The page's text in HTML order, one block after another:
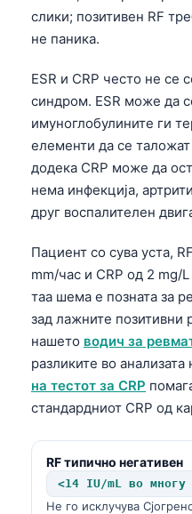
слики; позитивен RF
не паника.
ESR и CRP често не се
синдром. ESR може да
имуноглобулините ги
елементи да се
додека CRP може да
нема инфекција,
друг воспалителен
Пациент со сува уста,
mm/час и CRP од 2 mg/
таа шема е позната за
зад лажните позитивни
нашето водич за
разликите во
на тестот за CRP
стандардниот CRP од
RF типично негативен
<14 IU/mL во многу
Не го исклучува